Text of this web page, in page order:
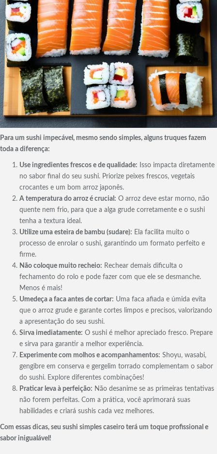
Para um sushi impecável, mesmo sendo simples, alguns truques fazem
toda a diferença:
Use ingredientes frescos e de qualidade: Isso impacta diretamente
no sabor final do seu sushi. Priorize peixes frescos, vegetais
crocantes e um bom arroz japonês.
A temperatura do arroz é crucial: O arroz deve estar morno, não
quente nem frio, para que a alga grude corretamente e o sushi
tenha a textura ideal.
Utilize uma esteira de bambu (sudare): Ela facilita muito o
processo de enrolar o sushi, garantindo um formato perfeito e
firme.
Não coloque muito recheio: Rechear demais dificulta o
fechamento do rolo e pode fazer com que ele se desmanche.
Menos é mais!
Umedeça a faca antes de cortar: Uma faca afiada e úmida evita
que o arroz grude e garante cortes limpos e precisos, valorizando
a apresentação do seu sushi.
Sirva imediatamente: O sushi é melhor apreciado fresco. Prepare
e sirva para garantir a melhor experiência.
Experimente com molhos e acompanhamentos: Shoyu, wasabi,
gengibre em conserva e gergelim torrado complementam o sabor
do sushi. Explore diferentes combinações!
Praticar leva à perfeição: Não desanime se as primeiras tentativas
não forem perfeitas. Com a prática, você aprimorará suas
habilidades e criará sushis cada vez melhores.
Com essas dicas, seu sushi simples caseiro terá um toque profissional e
sabor inigualável!